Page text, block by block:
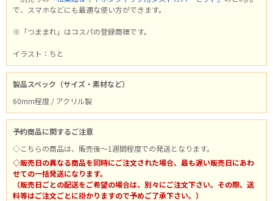
で、スマホなどにも最適な使い方ができます。
※「つままれ」はコスパの登録商標です。
イラスト：ちと
製品スペック（サイズ・素材など）
60mm程度 / アクリル製
予約商品に関するご注意
◇こちらの商品は、販売後～1週間程度での発送となります。
◇販売日の異なる商品を同時にご注文された場合、最も遅い販売日にあわ
せての一括発送になります。
（販売日ごとの配送をご希望の場合は、別々にご注文下さい。その際、送
料等はご注文ごとに掛かりますので予めご了承下さい。）